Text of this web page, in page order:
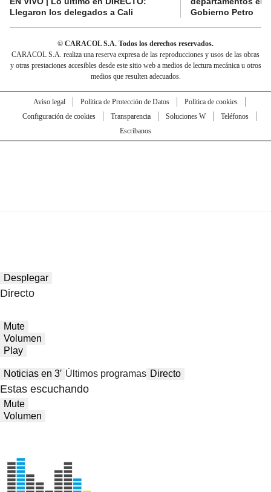
Llegaron los delegados a Cali
Gobierno Petro
© CARACOL S.A. Todos los derechos reservados.
CARACOL S.A. realiza una reserva expresa de las reproducciones y usos de las obras
y otras prestaciones accesibles desde este sitio web a medios de lectura mecánica u otros
medios que resulten adecuados.
Aviso legal Política de Protección de Datos
Política de cookies
Configuración de cookies
Transparencia Soluciones W
Teléfonos
Escríbanos
Desplegar
Directo
Mute
Volumen
Play
Noticias en 3′ Últimos programas Directo
Estas escuchando
Mute
Volumen